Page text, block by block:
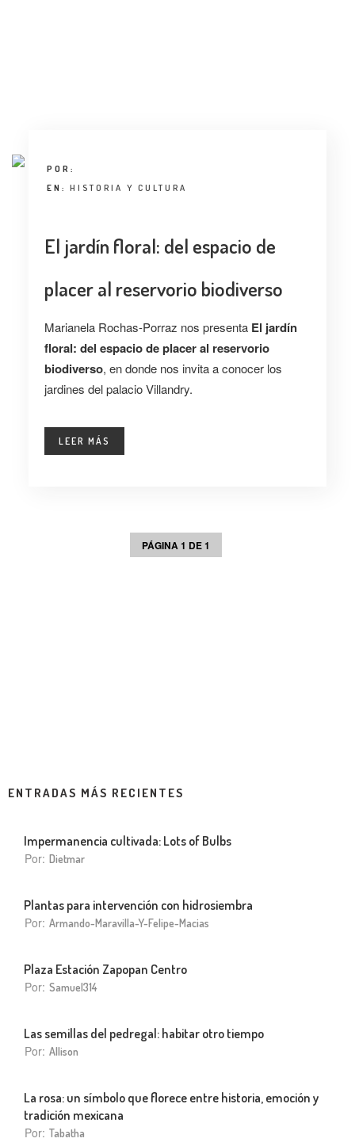
LANDUUM
COLABORADORES
CONSEJO HONORÍFICO
POR:
EN: HISTORIA Y CULTURA
El jardín floral: del espacio de
placer al reservorio biodiverso
Marianela Rochas-Porraz nos presenta El jardín
floral: del espacio de placer al reservorio
biodiverso, en donde nos invita a conocer los
jardines del palacio Villandry.
LEER MÁS
PÁGINA 1 DE 1
ENTRADAS MÁS RECIENTES
Impermanencia cultivada: Lots of Bulbs
Por: Dietmar
Plantas para intervención con hidrosiembra
Por: Armando-Maravilla-Y-Felipe-Macias
Plaza Estación Zapopan Centro
Por: Samuel314
Las semillas del pedregal: habitar otro tiempo
Por: Allison
La rosa: un símbolo que florece entre historia, emoción y
tradición mexicana
Por: Tabatha